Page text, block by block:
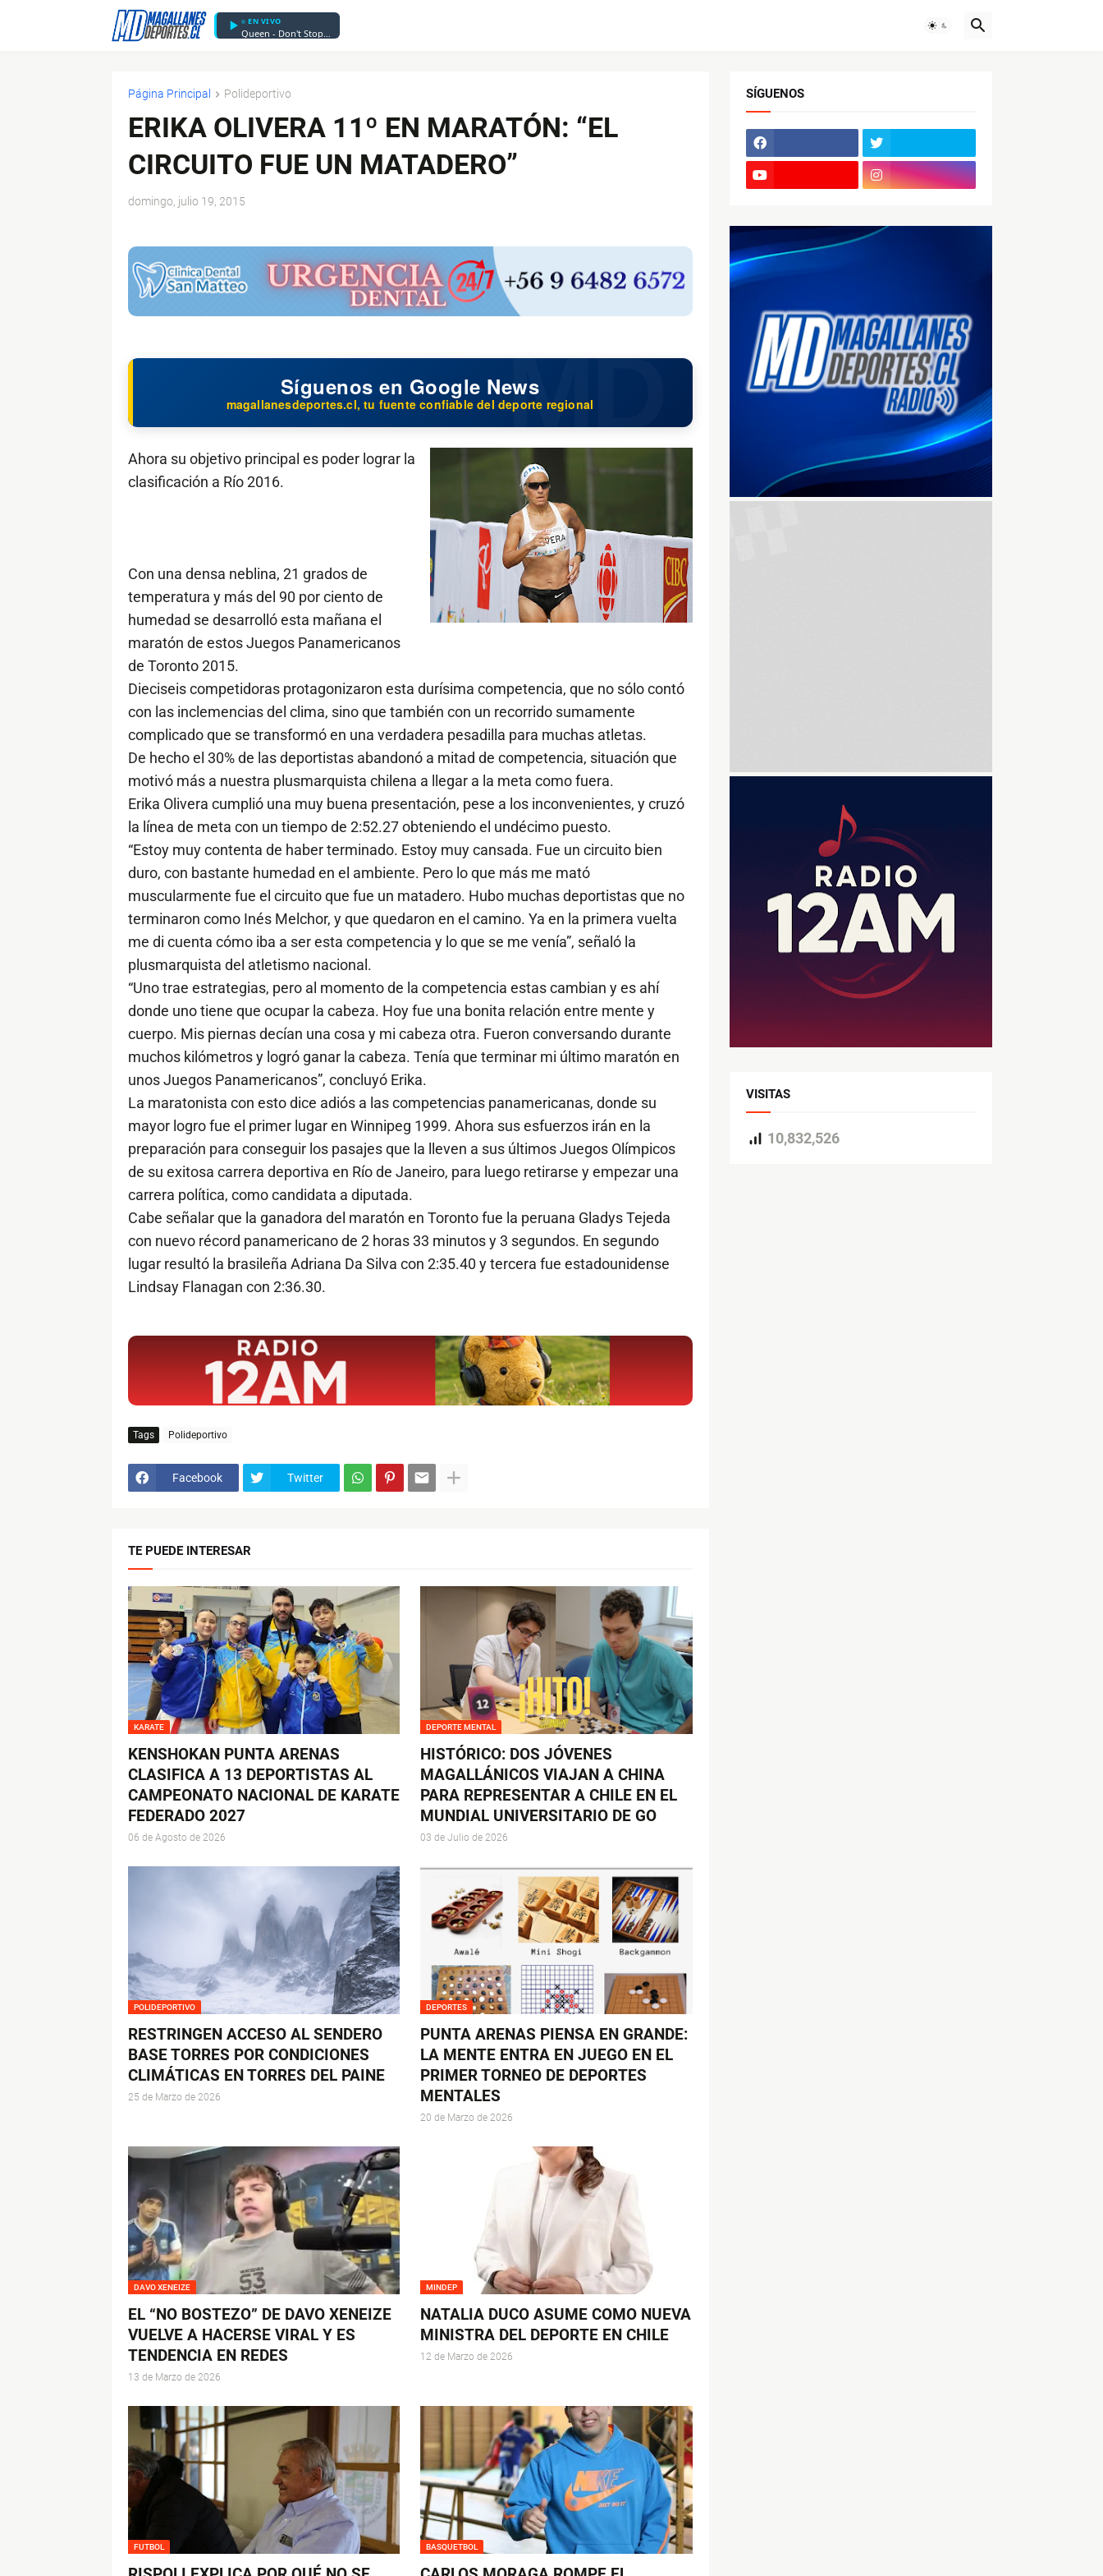
EN VIVO
Queen - Don't Stop Me Now - ...Revisited
Página Principal Polideportivo
ERIKA OLIVERA 11º EN MARATÓN: “EL
CIRCUITO FUE UN MATADERO”
domingo, julio 19, 2015
Síguenos en Google News
magallanesdeportes.cl, tu fuente confiable del deporte regional
Ahora su objetivo principal es poder lograr la
clasificación a Río 2016.
Con una densa neblina, 21 grados de
temperatura y más del 90 por ciento de
humedad se desarrolló esta mañana el
maratón de estos Juegos Panamericanos
de Toronto 2015.
Dieciseis competidoras protagonizaron esta durísima competencia, que no sólo contó
con las inclemencias del clima, sino que también con un recorrido sumamente
complicado que se transformó en una verdadera pesadilla para muchas atletas.
De hecho el 30% de las deportistas abandonó a mitad de competencia, situación que
motivó más a nuestra plusmarquista chilena a llegar a la meta como fuera.
Erika Olivera cumplió una muy buena presentación, pese a los inconvenientes, y cruzó
la línea de meta con un tiempo de 2:52.27 obteniendo el undécimo puesto.
“Estoy muy contenta de haber terminado. Estoy muy cansada. Fue un circuito bien
duro, con bastante humedad en el ambiente. Pero lo que más me mató
muscularmente fue el circuito que fue un matadero. Hubo muchas deportistas que no
terminaron como Inés Melchor, y que quedaron en el camino. Ya en la primera vuelta
me di cuenta cómo iba a ser esta competencia y lo que se me venía”, señaló la
plusmarquista del atletismo nacional.
“Uno trae estrategias, pero al momento de la competencia estas cambian y es ahí
donde uno tiene que ocupar la cabeza. Hoy fue una bonita relación entre mente y
cuerpo. Mis piernas decían una cosa y mi cabeza otra. Fueron conversando durante
muchos kilómetros y logró ganar la cabeza. Tenía que terminar mi último maratón en
unos Juegos Panamericanos”, concluyó Erika.
La maratonista con esto dice adiós a las competencias panamericanas, donde su
mayor logro fue el primer lugar en Winnipeg 1999. Ahora sus esfuerzos irán en la
preparación para conseguir los pasajes que la lleven a sus últimos Juegos Olímpicos
de su exitosa carrera deportiva en Río de Janeiro, para luego retirarse y empezar una
carrera política, como candidata a diputada.
Cabe señalar que la ganadora del maratón en Toronto fue la peruana Gladys Tejeda
con nuevo récord panamericano de 2 horas 33 minutos y 3 segundos. En segundo
lugar resultó la brasileña Adriana Da Silva con 2:35.40 y tercera fue estadounidense
Lindsay Flanagan con 2:36.30.
Tags Polideportivo
Facebook Twitter
TE PUEDE INTERESAR
KARATE
KENSHOKAN PUNTA ARENAS
CLASIFICA A 13 DEPORTISTAS AL
CAMPEONATO NACIONAL DE KARATE
FEDERADO 2027
06 de Agosto de 2026
DEPORTE MENTAL
HISTÓRICO: DOS JÓVENES
MAGALLÁNICOS VIAJAN A CHINA
PARA REPRESENTAR A CHILE EN EL
MUNDIAL UNIVERSITARIO DE GO
03 de Julio de 2026
POLIDEPORTIVO
RESTRINGEN ACCESO AL SENDERO
BASE TORRES POR CONDICIONES
CLIMÁTICAS EN TORRES DEL PAINE
25 de Marzo de 2026
DEPORTES
PUNTA ARENAS PIENSA EN GRANDE:
LA MENTE ENTRA EN JUEGO EN EL
PRIMER TORNEO DE DEPORTES
MENTALES
20 de Marzo de 2026
DAVO XENEIZE
EL “NO BOSTEZO” DE DAVO XENEIZE
VUELVE A HACERSE VIRAL Y ES
TENDENCIA EN REDES
13 de Marzo de 2026
MINDEP
NATALIA DUCO ASUME COMO NUEVA
MINISTRA DEL DEPORTE EN CHILE
12 de Marzo de 2026
FUTBOL BASQUETBOL
SÍGUENOS
VISITAS
10,832,526